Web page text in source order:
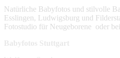
Natürliche Babyfotos und stilvolle
Esslingen, Ludwigsburg und
Fotostudio für Neugeborene oder